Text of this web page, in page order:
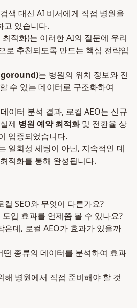
색 대신 AI 비서에게 직접 병원을
고 있습니다.
적화)는 이러한 AI의 질문에 우리
로 추천되도록 만드는 핵심 전략입
는 병원의 위치 정보와 진
수 있는 데이터로 구조화하여
이터 분석 결과, 로컬 AEO는 신규
제 병원 예약 최적화및 전환율 상
입증되었습니다.
일회성 세팅이 아닌, 지속적인 데
적화를 통해 완성됩니다.
컬 SEO와 무엇이 다른가요?
입 효과를 언제쯤 볼 수 있나요?
은데, 로컬 AEO가 효과가 있을까
종류의 데이터를 분석하여 효과
해 병원에서 직접 준비해야 할 것